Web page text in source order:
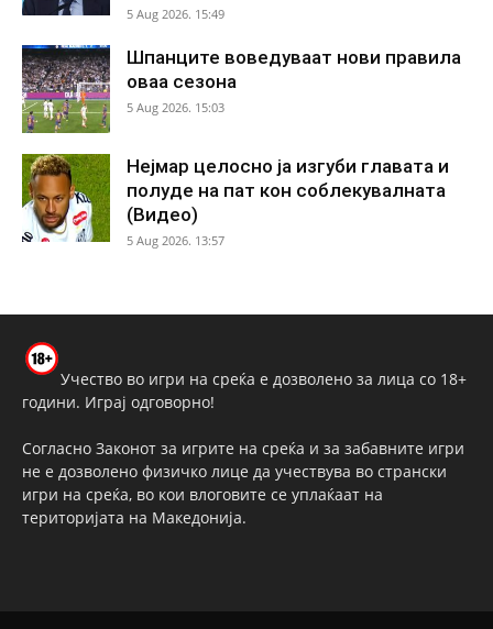
5 Aug 2026. 15:49
Шпанците воведуваат нови правила
оваа сезона
5 Aug 2026. 15:03
Нејмар целосно ја изгуби главата и
полуде на пат кон соблекувалната
(Видео)
5 Aug 2026. 13:57
Учество во игри на среќа е дозволено за лица со 18+
години. Играј одговорно!
Согласно Законот за игрите на среќа и за забавните игри
не е дозволено физичко лице да учествува во странски
игри на среќа, во кои влоговите се уплаќаат на
територијата на Македонија.